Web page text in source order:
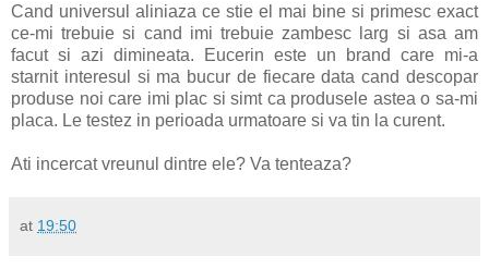
Cand universul aliniaza ce stie el mai bine si primesc exact
ce-mi trebuie si cand imi trebuie zambesc larg si asa am
facut si azi dimineata. Eucerin este un brand care mi-a
starnit interesul si ma bucur de fiecare data cand descopar
produse noi care imi plac si simt ca produsele astea o sa-mi
placa. Le testez in perioada urmatoare si va tin la curent.
Ati incercat vreunul dintre ele? Va tenteaza?
at 19:50